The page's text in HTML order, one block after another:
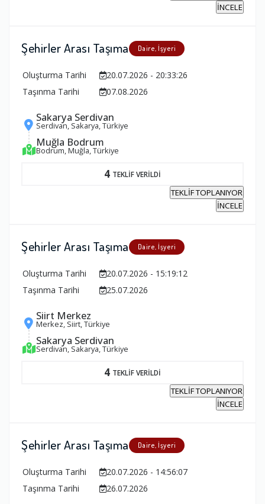
İNCELE
Şehirler Arası Taşıma Daire, İşyeri
Oluşturma Tarihi
20.07.2026 - 20:33:26
Taşınma Tarihi
07.08.2026
Sakarya Serdivan
Serdivan, Sakarya, Türkiye
Muğla Bodrum
Bodrum, Muğla, Türkiye
4 TEKLİF VERİLDİ
TEKLİF TOPLANIYOR
İNCELE
Şehirler Arası Taşıma Daire, İşyeri
Oluşturma Tarihi
20.07.2026 - 15:19:12
Taşınma Tarihi
25.07.2026
Siirt Merkez
Merkez, Siirt, Türkiye
Sakarya Serdivan
Serdivan, Sakarya, Türkiye
4 TEKLİF VERİLDİ
TEKLİF TOPLANIYOR
İNCELE
Şehirler Arası Taşıma Daire, İşyeri
Oluşturma Tarihi
20.07.2026 - 14:56:07
Taşınma Tarihi
26.07.2026